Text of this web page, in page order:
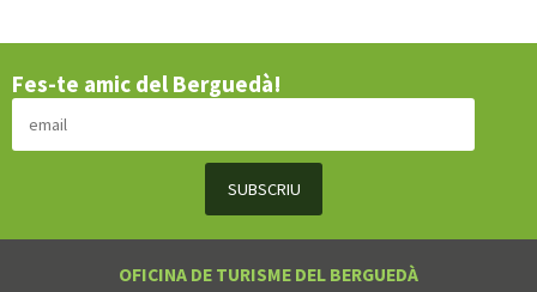
Fes-te amic del Berguedà!
OFICINA DE TURISME DEL BERGUEDÀ